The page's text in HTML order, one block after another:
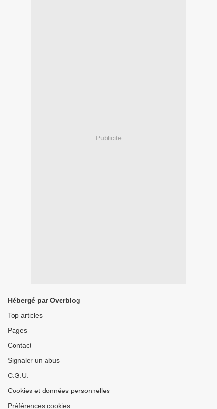
Publicité
Hébergé par Overblog
Top articles
Pages
Contact
Signaler un abus
C.G.U.
Cookies et données personnelles
Préférences cookies